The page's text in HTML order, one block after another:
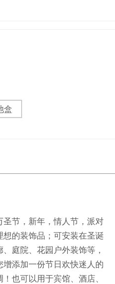
盒
圣节，新年，情人节，派对
的装饰品；可安装在圣诞
庭院、花园户外装饰等，
添加一份节日欢快迷人的
也可以用于宾馆、酒店、